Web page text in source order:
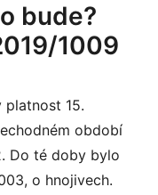
bude?
1009
platnost 15.
období
Do té doby bylo
o hnojivech.